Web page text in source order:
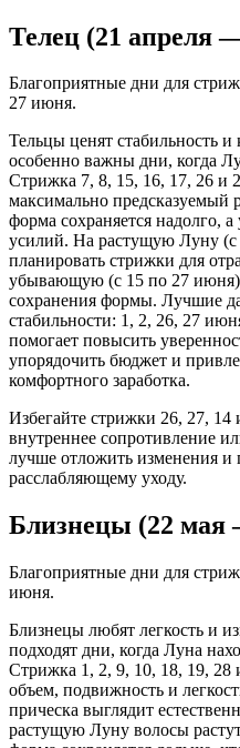
Телец (21 апреля
Благоприятные дни для
27 июня.
Тельцы ценят стабильность и
особенно важны дни, когда
Стрижка 7, 8, 15, 16, 17, 26 и
максимально предсказуемый
форма сохраняется надолго,
усилий. На растущую Луну
планировать стрижки для
убывающую (с 15 по 27
сохранения формы. Лучшие
стабильности: 1, 2, 26, 27
помогает повысить
упорядочить бюджет и
комфортного заработка.
Избегайте стрижки 26, 27,
внутреннее сопротивление
лучше отложить изменения и
расслабляющему уходу.
Близнецы (22
Благоприятные дни для
июня.
Близнецы любят легкость и
подходят дни, когда Луна
Стрижка 1, 2, 9, 10, 18, 19, 28
объем, подвижность и
прическа выглядит
растущую Луну волосы